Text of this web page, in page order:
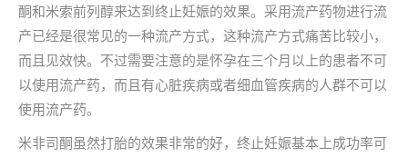
酮和米索前列醇来达到终止妊娠的效果。采用流产药物进行流
产已经是很常见的一种流产方式，这种流产方式痛苦比较小，
而且见效快。不过需要注意的是怀孕在三个月以上的患者不可
以使用流产药，而且有心脏疾病或者细血管疾病的人群不可以
使用流产药。
米非司酮虽然打胎的效果非常的好，终止妊娠基本上成功率可